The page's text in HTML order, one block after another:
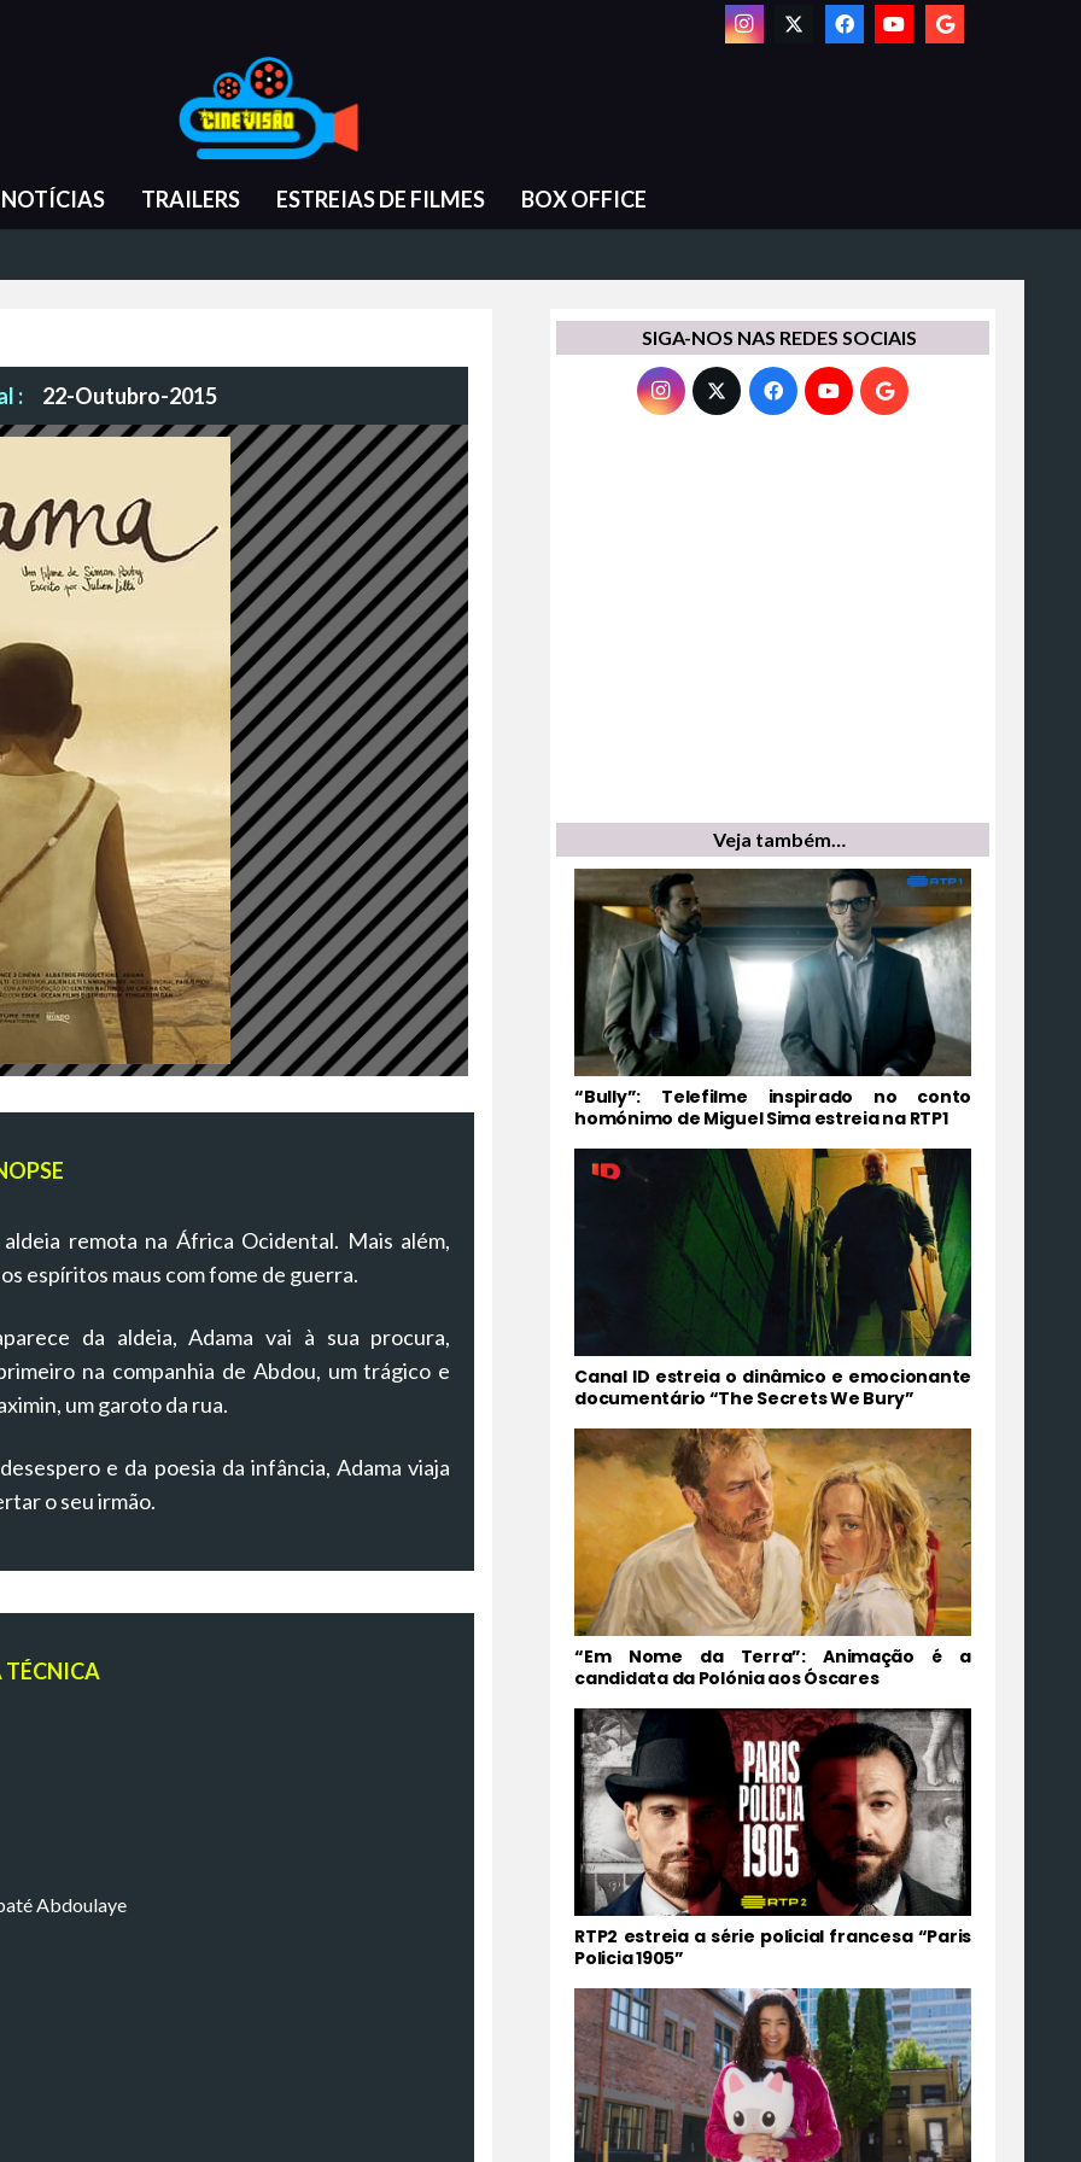
NOTÍCIAS TRAILERS ESTREIAS DE FILMES BOX OFFICE
: 22-Outubro-2015
remota na África Ocidental. Mais além,
espíritos maus com fome de guerra.
da aldeia, Adama vai à sua procura,
na companhia de Abdou, um trágico e
um garoto da rua.
e da poesia da infância, Adama viaja
o seu irmão.
TÉCNICA
Abdoulaye
SIGA-NOS NAS REDES SOCIAIS
Veja também…
“Bully”: Telefilme inspirado no conto
homónimo de Miguel Sima estreia na RTP1
Canal ID estreia o dinâmico e emocionante
documentário “The Secrets We Bury”
“Em Nome da Terra”: Animação é a
candidata da Polónia aos Óscares
RTP2 estreia a série policial francesa “Paris
Policia 1905”